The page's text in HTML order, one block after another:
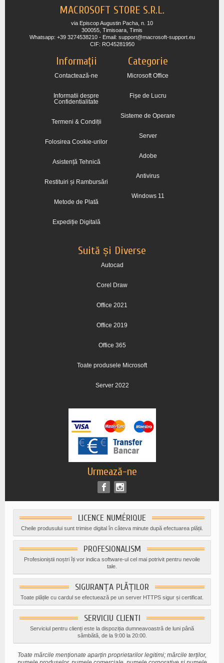
MACROSOFT STORE S.R.L.
via Episcop Augustin Pacha, n. 10
300055, Timisoara, Timis
Whatsapp: +39 3274538210 - Email: support@macrosoft-support.eu
CIF: RO45281950
Informații
Contactează-ne
Informatii despre
Confidentialitate
Termeni & Condiții
Folosirea Cookie-urilor
Asistență Tehnică
Restituiri și Rambursări
Metode de Plată
Expediție Digitală
Categorie
Microsoft Office
Fișe de Lucru
Sisteme de Operare
Server
Adobe
Antivirus
Windows 11
Suită și Diverse
Autocad
Corel Draw
Office 2021
Office 2019
Office 365
Toate produsele Microsoft
Server 2022
Urmează-ne
LICENCE NUMÉRIQUE
Cheile produsului sunt trimise digital în câteva minute după efectuarea plății.
PROFESIONALISM
Profesioniștii noștri îți vor indica software-ul cel mai potrivit pentru nevoile
tale.
SIGURANȚA PLĂȚILOR
Toate plățile cu cardul se efectuează pe un server HTTPS sigur și certificat.
SERVICIU CLIENTI
Serviciul pentru clienți este la dispoziția dumneavoastră de luni până
sâmbătă, de la 9:00 la 20:00.
Toate mărcile menționate aparțin proprietarilor legitimi; mărcile terților,